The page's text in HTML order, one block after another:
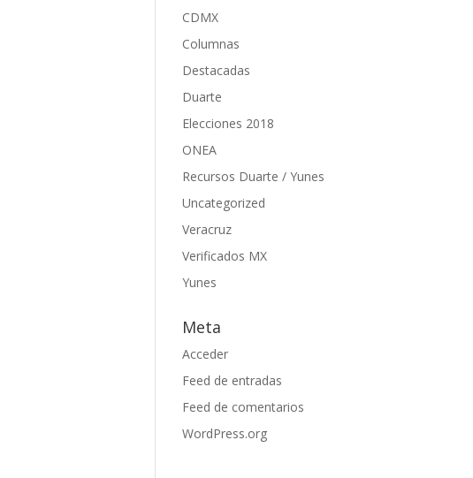
CDMX
Columnas
Destacadas
Duarte
Elecciones 2018
ONEA
Recursos Duarte / Yunes
Uncategorized
Veracruz
Verificados MX
Yunes
Meta
Acceder
Feed de entradas
Feed de comentarios
WordPress.org